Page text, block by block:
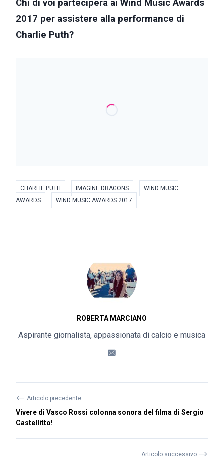
Chi di voi parteciperà ai Wind Music Awards
2017 per assistere alla performance di
Charlie Puth?
CHARLIE PUTH IMAGINE DRAGONS
WIND MUSIC
AWARDS
WIND MUSIC AWARDS 2017
ROBERTA MARCIANO
Aspirante giornalista, appassionata di calcio e musica
⟵ Articolo precedente
Vivere di Vasco Rossi colonna sonora del filma di Sergio
Castellitto!
Articolo successivo ⟶